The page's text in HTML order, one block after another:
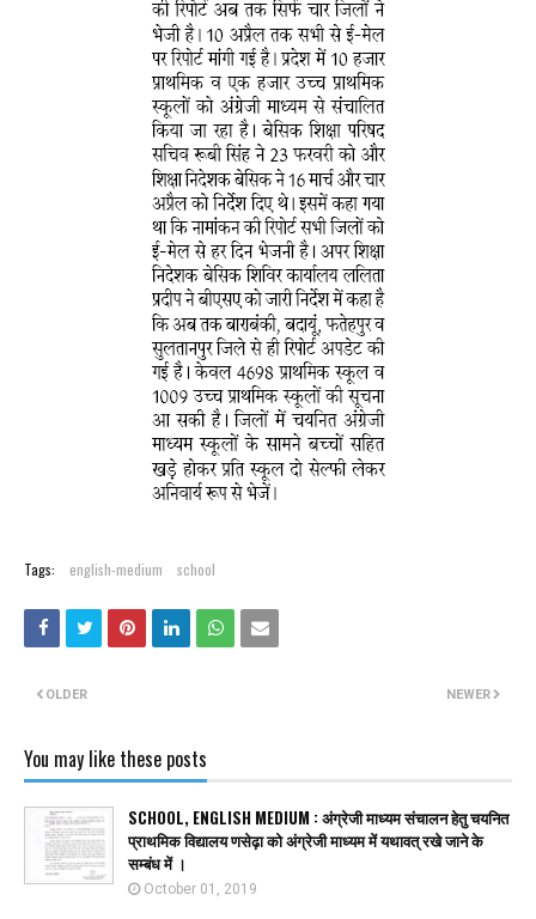
Tags: english-medium school
NEWER
OLDER
You may like these posts
SCHOOL, ENGLISH MEDIUM : अंग्रेजी माध्यम संचालन हेतु चयनित
प्राथमिक विद्यालय णसेढ़ा को अंग्रेजी माध्यम में यथावत् रखे जाने के
सम्बंध में ।
October 01, 2019